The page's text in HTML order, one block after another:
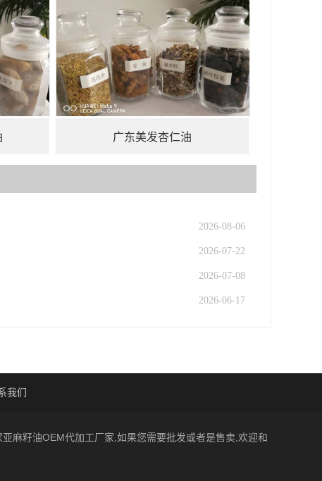
广东美发杏仁油
2026-08-06
2026-07-22
2026-07-08
2026-06-17
我们
麻籽油OEM代加工厂家,如果您需要批发或者是售卖,欢迎和